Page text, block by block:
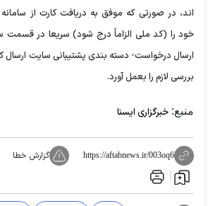
اند، در صورتی که موفق به دریافت کارت از
خود را (کد ملی الزاماً درج شود) سریعا در
ارسال درخواست- دسته بندی پشتیبانی سایت ارسال
بررسی لازم را بعمل آورد.
منبع: خبرگزاری ایسنا
https://aftabnews.ir/003oq6 گزارش خطا